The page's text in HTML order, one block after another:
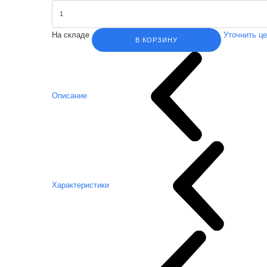
На складе
В КОРЗИНУ
Уточнить
Описание
Характеристики